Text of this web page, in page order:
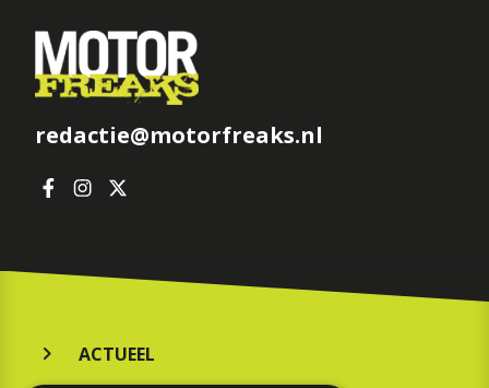
redactie@motorfreaks.nl
ACTUEEL